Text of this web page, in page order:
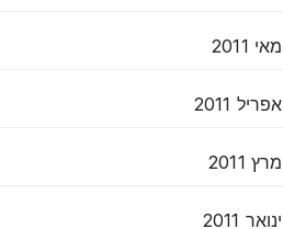
מאי 2011
אפריל 2011
מרץ 2011
ינואר 2011